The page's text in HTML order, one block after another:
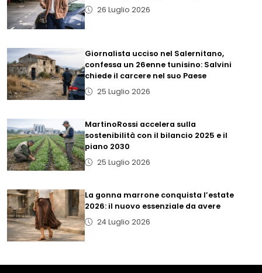
26 Luglio 2026
Giornalista ucciso nel Salernitano,
confessa un 26enne tunisino: Salvini
chiede il carcere nel suo Paese
25 Luglio 2026
MartinoRossi accelera sulla
sostenibilità con il bilancio 2025 e il
piano 2030
25 Luglio 2026
La gonna marrone conquista l’estate
2026: il nuovo essenziale da avere
24 Luglio 2026